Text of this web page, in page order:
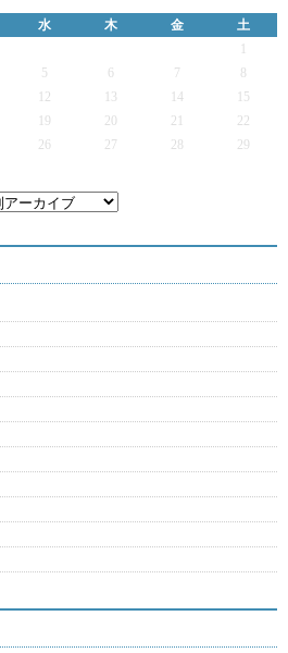
水 木 金
土
5 6 7
12 13 14
15
19 20 21
22
26 27 28
29